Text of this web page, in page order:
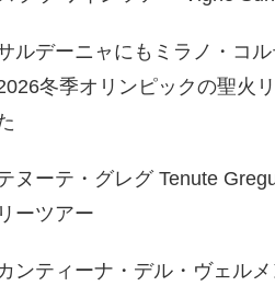
ルデーニャにもミラノ・コ
冬季オリンピックの聖火
ヌーテ・グレグ Tenute
リーツアー
ンティーナ・デル・ヴェル